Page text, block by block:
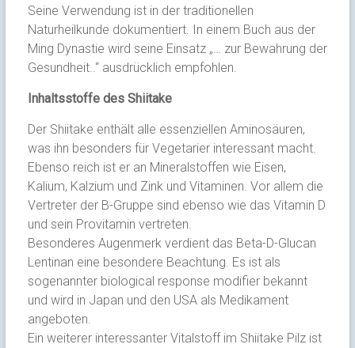
Seine Verwendung ist in der traditionellen
Naturheilkunde dokumentiert. In einem Buch aus der
Ming Dynastie wird seine Einsatz „… zur Bewahrung der
Gesundheit..“ ausdrücklich empfohlen.
Inhaltsstoffe des Shiitake
Der Shiitake enthält alle essenziellen Aminosäuren,
was ihn besonders für Vegetarier interessant macht.
Ebenso reich ist er an Mineralstoffen wie Eisen,
Kalium, Kalzium und Zink und Vitaminen. Vor allem die
Vertreter der B-Gruppe sind ebenso wie das Vitamin D
und sein Provitamin vertreten.
Besonderes Augenmerk verdient das Beta-D-Glucan
Lentinan eine besondere Beachtung. Es ist als
sogenannter biological response modifier bekannt
und wird in Japan und den USA als Medikament
angeboten.
Ein weiterer interessanter Vitalstoff im Shiitake Pilz ist